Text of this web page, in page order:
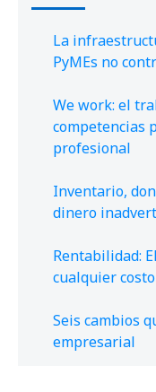
La
PyMEs no
We work: el
competencias
profesional
Inventario,
dinero
Rentabilidad:
cualquier costo
Seis cambios
empresarial